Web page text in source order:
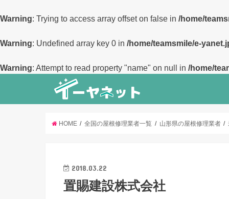
Warning: Trying to access array offset on false in /home/
Warning: Undefined array key 0 in /home/teamsmile/e-
Warning: Attempt to read property "name" on null in /home/
HOME 全国の屋根修理業者一覧 山形県の屋根修理業者
2018.03.22
置賜建設株式会社